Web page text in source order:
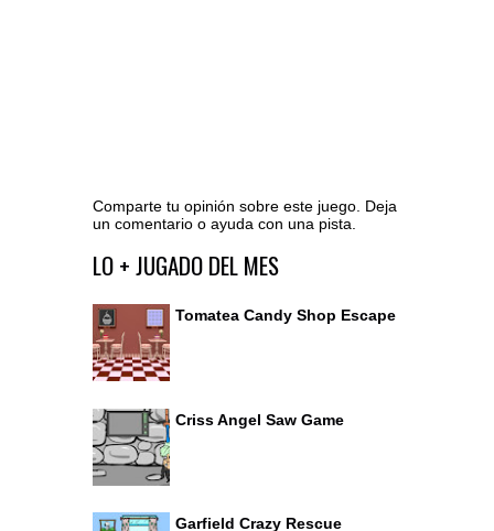
Comparte tu opinión sobre este juego. Deja
un comentario o ayuda con una pista.
Ir al editor de comentarios
LO + JUGADO DEL MES
Tomatea Candy Shop Escape
Criss Angel Saw Game
Garfield Crazy Rescue